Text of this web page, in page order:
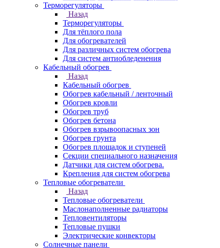
Терморегуляторы
Назад
Терморегуляторы
Для тёплого пола
Для обогревателей
Для различных систем обогрева
Для систем антиобледенения
Кабельный обогрев
Назад
Кабельный обогрев
Обогрев кабельный / ленточный
Обогрев кровли
Обогрев труб
Обогрев бетона
Обогрев взрывоопасных зон
Обогрев грунта
Обогрев площадок и ступеней
Секции специального назначения
Датчики для систем обогрева.
Крепления для систем обогрева
Тепловые обогреватели
Назад
Тепловые обогреватели
Маслонаполненные радиаторы
Тепловентиляторы
Тепловые пушки
Электрические конвекторы
Солнечные панели